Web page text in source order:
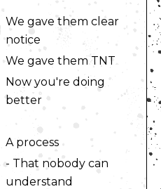
We gave them clear
notice
We gave them TNT
Now you're doing
better
A process
- That nobody can
understand